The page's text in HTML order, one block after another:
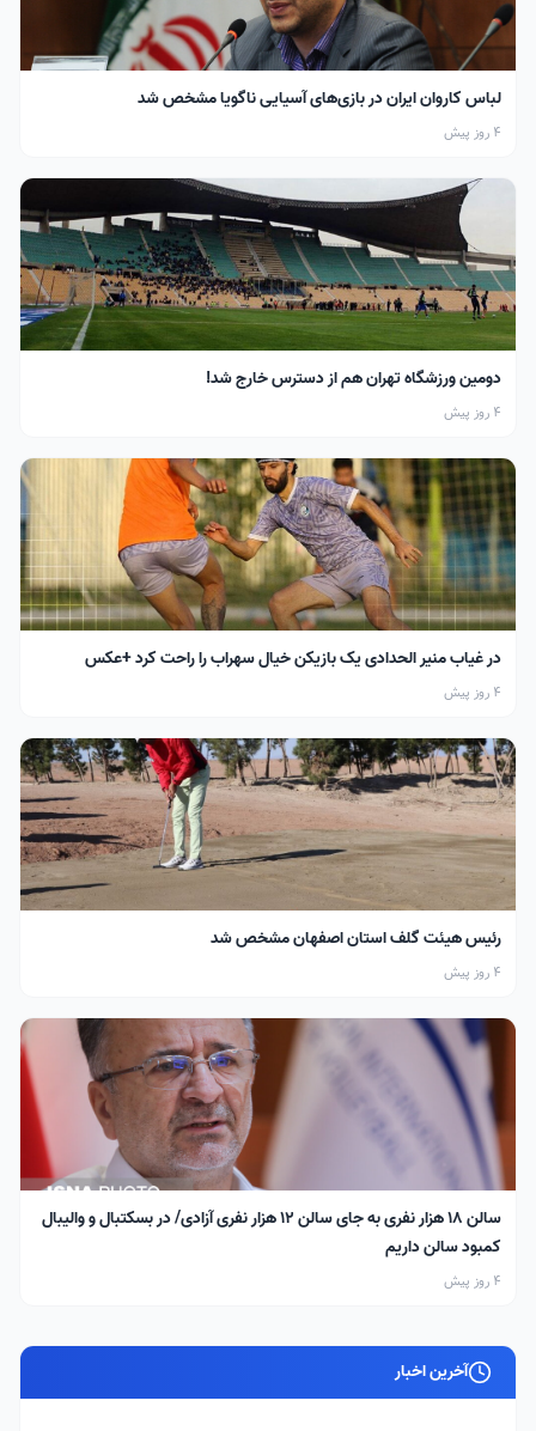
لباس کاروان ایران در بازی‌های آسیایی ناگویا مشخص شد
4 روز پیش
دومین ورزشگاه تهران هم از دسترس خارج شد!
4 روز پیش
در غیاب منیر الحدادی یک بازیکن خیال سهراب را راحت کرد +عکس
4 روز پیش
رئیس هیئت گلف استان اصفهان مشخص شد
4 روز پیش
سالن ۱۸ هزار نفری به جای سالن ۱۲ هزار نفری آزادی/ در بسکتبال و والیبال
کمبود سالن داریم
4 روز پیش
آخرین اخبار